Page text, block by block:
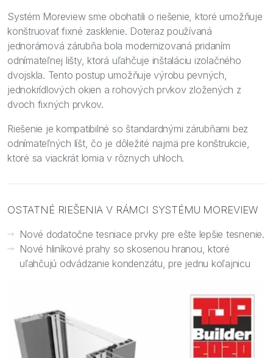
Systém Moreview sme obohatili o riešenie, ktoré umožňuje
konštruovať fixné zasklenie. Doteraz používaná
jednorámová zárubňa bola modernizovaná pridaním
odnímateľnej lišty, ktorá uľahčuje inštaláciu izolačného
dvojskla. Tento postup umožňuje výrobu pevných,
jednokrídlových okien a rohových prvkov zložených z
dvoch fixných prvkov.
Riešenie je kompatibilné so štandardnými zárubňami bez
odnímateľných líšt, čo je dôležité najmä pre konštrukcie,
ktoré sa viackrát lomia v rôznych uhloch.
OSTATNÉ RIEŠENIA V RÁMCI SYSTÉMU MOREVIEW
Nové dodatočne tesniace prvky pre ešte lepšie tesnenie.
Nové hliníkové prahy so skosenou hranou, ktoré
uľahčujú odvádzanie kondenzátu, pre jednu koľajnicu